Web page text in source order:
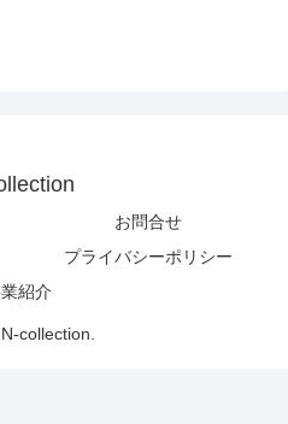
お問合せ
プライバシーポリシー
紹介
collection.